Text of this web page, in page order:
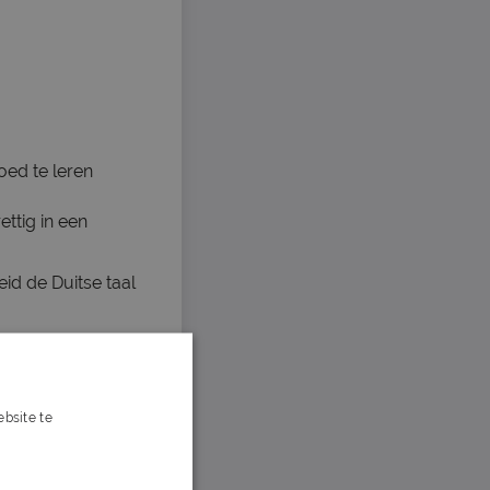
te leren
in een
de Duitse taal
zit en snel
te